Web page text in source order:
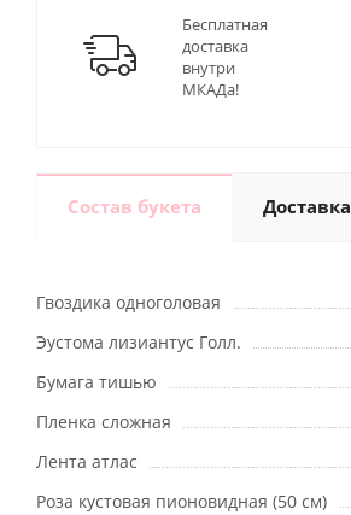
Бесплатная
доставка
внутри
МКАДа!
Состав букета Доставка
Гвоздика одноголовая
Эустома лизиантус Голл.
Бумага тишью
Пленка сложная
Лента атлас
Роза кустовая пионовидная (50 см)